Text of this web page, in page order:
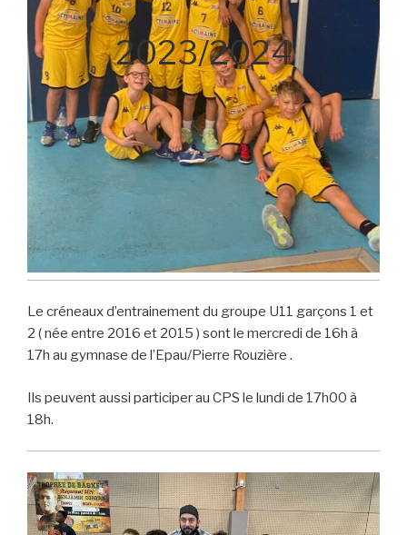
2023/2024
Le créneaux d’entrainement du groupe U11 garçons 1 et
2 ( née entre 2016 et 2015 ) sont le mercredi de 16h à
17h au gymnase de l’Epau/Pierre Rouzière .
Ils peuvent aussi participer au CPS le lundi de 17h00 à
18h.